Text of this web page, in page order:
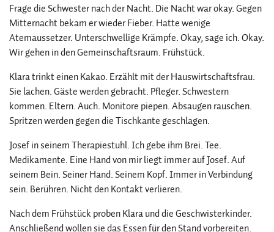
Frage die Schwester nach der Nacht. Die Nacht war okay. Gegen
Mitternacht bekam er wieder Fieber. Hatte wenige
Atemaussetzer. Unterschwellige Krämpfe. Okay, sage ich. Okay.
Wir gehen in den Gemeinschaftsraum. Frühstück.
Klara trinkt einen Kakao. Erzählt mit der Hauswirtschaftsfrau.
Sie lachen. Gäste werden gebracht. Pfleger. Schwestern
kommen. Eltern. Auch. Monitore piepen. Absaugen rauschen.
Spritzen werden gegen die Tischkante geschlagen.
Josef in seinem Therapiestuhl. Ich gebe ihm Brei. Tee.
Medikamente. Eine Hand von mir liegt immer auf Josef. Auf
seinem Bein. Seiner Hand. Seinem Kopf. Immer in Verbindung
sein. Berühren. Nicht den Kontakt verlieren.
Nach dem Frühstück proben Klara und die Geschwisterkinder.
Anschließend wollen sie das Essen für den Stand vorbereiten.